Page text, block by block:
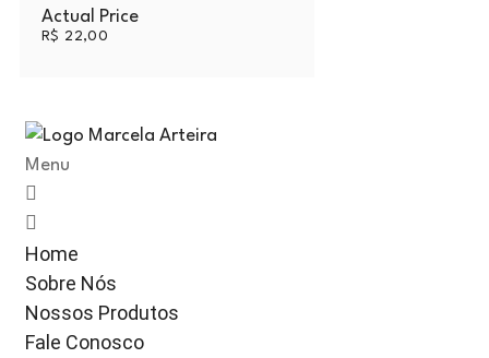
Actual Price
R$ 22,00
Menu
Home
Sobre Nós
Nossos Produtos
Fale Conosco